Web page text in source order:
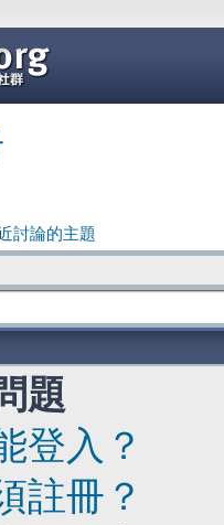
討論的主題
題
登入？
註冊？